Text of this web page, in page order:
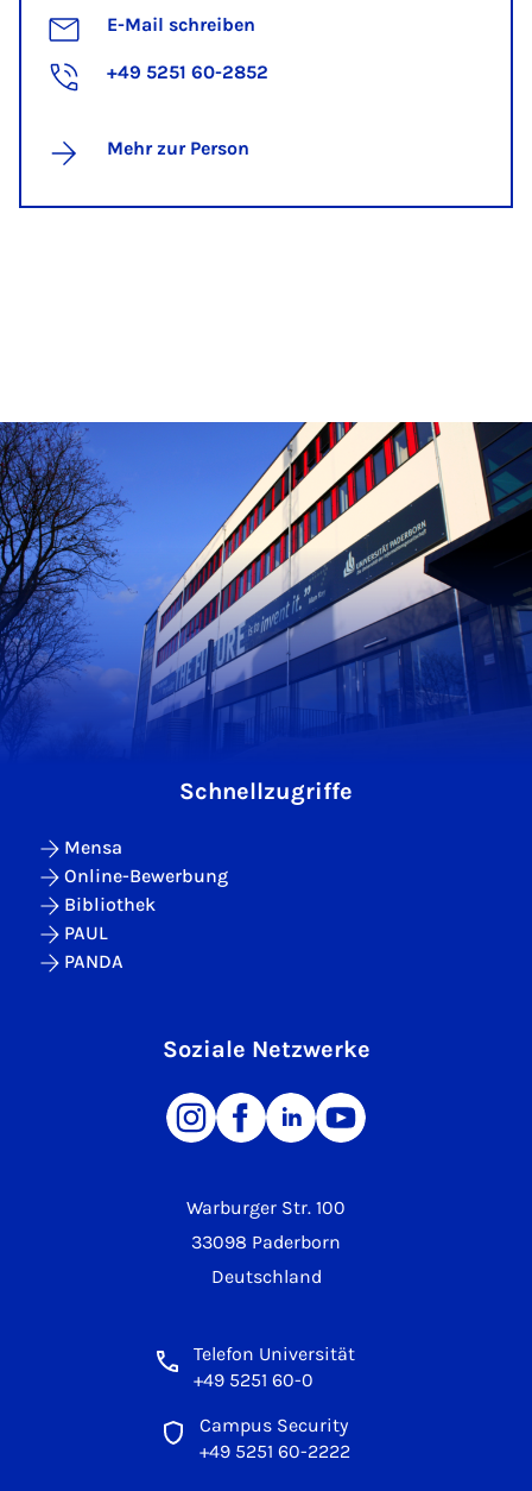
E-Mail schreiben
+49 5251 60-2852
Mehr zur Person
Warburger Str. 100
33098 Paderborn
Deutschland
Telefon Universität
+49 5251 60-0
Campus Security
+49 5251 60-2222
Schnellzugriffe
Mensa
Online-Bewerbung
Bibliothek
PAUL
PANDA
Soziale Netzwerke